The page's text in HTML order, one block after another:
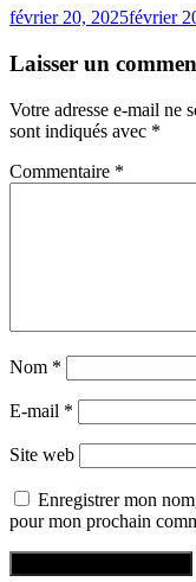
février 20, 2025février
Laisser un
Votre adresse e-mail ne
sont indiqués avec *
Commentaire *
Nom *
E-mail *
Site web
Enregistrer mon
pour mon prochain